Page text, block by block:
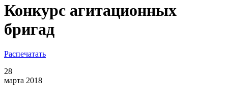
Конкурс агитационных
бригад
Распечатать
28
марта 2018